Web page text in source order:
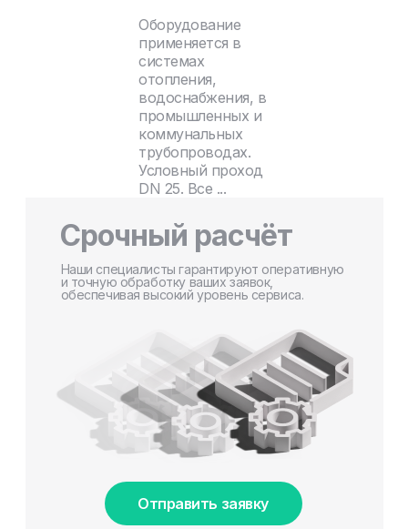
Оборудование
применяется в
системах
отопления,
водоснабжения, в
промышленных и
коммунальных
трубопроводах.
Условный проход
DN 25. Все ...
Срочный расчёт
Наши специалисты гарантируют оперативную
и точную обработку ваших заявок,
обеспечивая высокий уровень сервиса.
Отправить заявку